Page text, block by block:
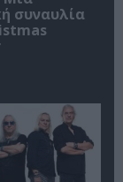
συναυλία